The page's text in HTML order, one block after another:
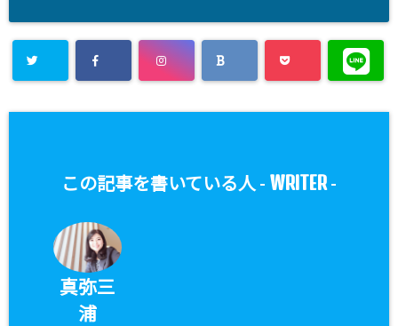
この記事を書いている人 - WRITER-
真弥三
浦